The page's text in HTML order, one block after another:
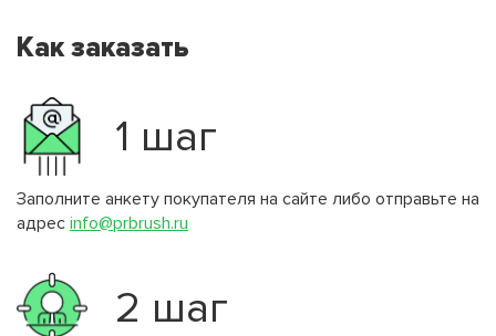
Как заказать
1 шаг
Заполните анкету покупателя на сайте либо отправьте на
адрес info@prbrush.ru
2 шаг